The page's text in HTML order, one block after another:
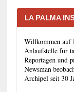
LA PALMA
Willkommen auf
Anlaufstelle für
Reportagen und
Newsman
Archipel seit 30